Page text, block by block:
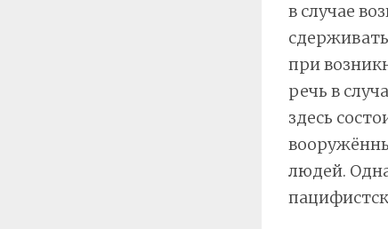
в случае
при
речь в
здесь
людей.